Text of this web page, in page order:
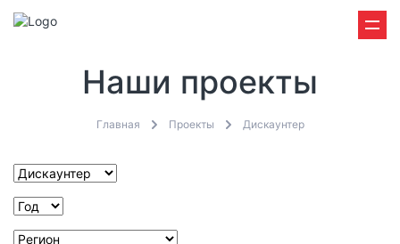
Наши проекты
Главная Проекты Дискаунтер